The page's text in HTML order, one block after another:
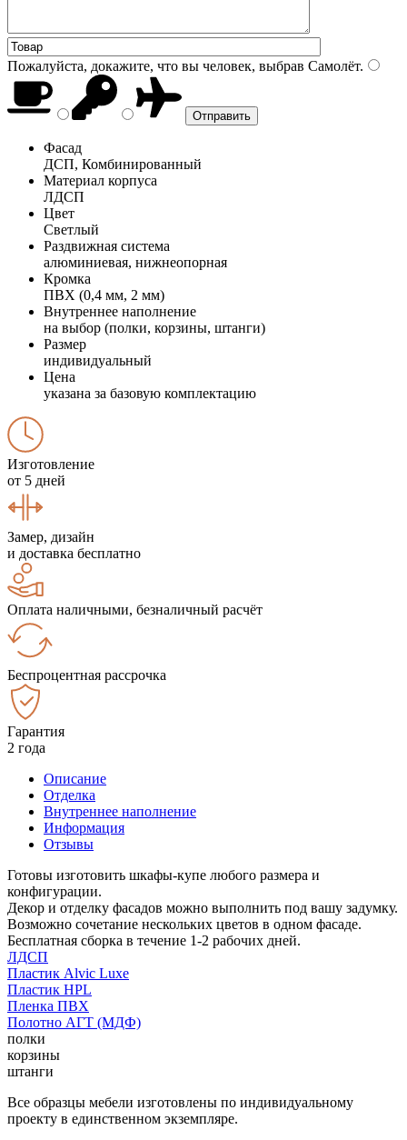
Пожалуйста, докажите, что вы человек, выбрав Самолёт.
Фасад
ДСП, Комбинированный
Материал корпуса
ЛДСП
Цвет
Светлый
Раздвижная система
алюминиевая, нижнеопорная
Кромка
ПВХ (0,4 мм, 2 мм)
Внутреннее наполнение
на выбор (полки, корзины, штанги)
Размер
индивидуальный
Цена
указана за базовую комплектацию
Изготовление
от 5 дней
Замер, дизайн
и доставка бесплатно
Оплата наличными, безналичный расчёт
Беспроцентная рассрочка
Гарантия
2 года
Описание
Отделка
Внутреннее наполнение
Информация
Отзывы
Готовы изготовить шкафы-купе любого размера и
конфигурации.
Декор и отделку фасадов можно выполнить под вашу задумку.
Возможно сочетание нескольких цветов в одном фасаде.
Бесплатная сборка в течение 1-2 рабочих дней.
ЛДСП
Пластик Alvic Luxe
Пластик HPL
Пленка ПВХ
Полотно АГТ (МДФ)
полки
корзины
штанги
Все образцы мебели изготовлены по индивидуальному
проекту в единственном экземпляре.